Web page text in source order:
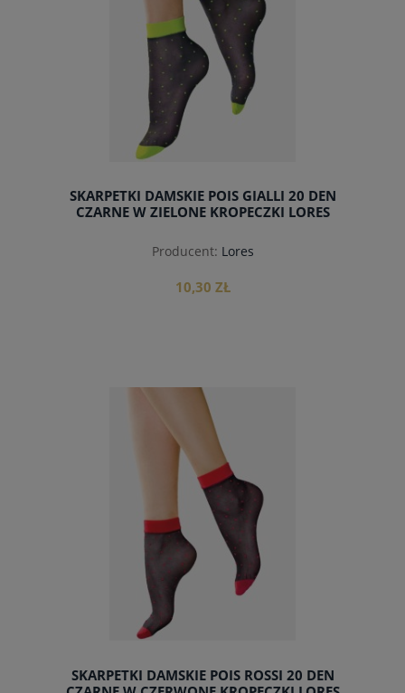
SKARPETKI DAMSKIE POIS GIALLI 20 DEN
CZARNE W ZIELONE KROPECZKI LORES
Producent: Lores
10,30 ZŁ
do koszyka
SKARPETKI DAMSKIE POIS ROSSI 20 DEN